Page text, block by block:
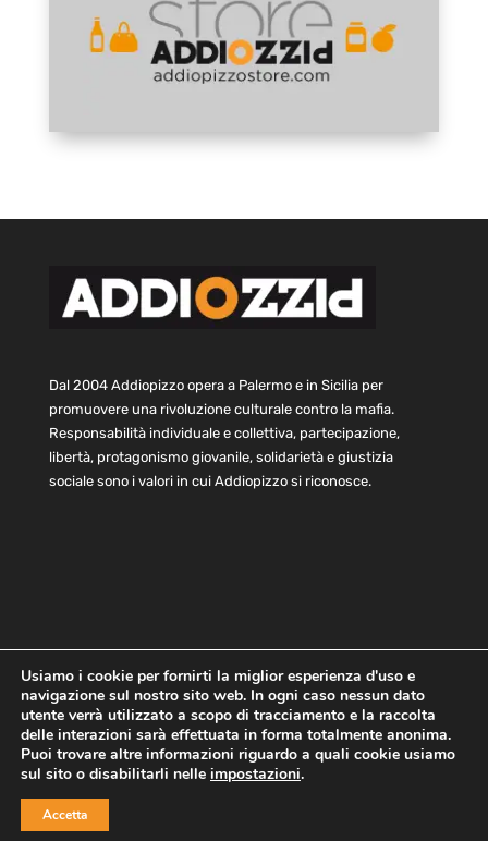
Dal 2004 Addiopizzo opera a Palermo e in Sicilia per
promuovere una rivoluzione culturale contro la mafia.
Responsabilità individuale e collettiva, partecipazione,
libertà, protagonismo giovanile, solidarietà e giustizia
sociale sono i valori in cui Addiopizzo si riconosce.
Home Statuto e bilancio
Contatti
Privacy
Cookie Child Protection Policy
Copyright © 2021 AddioPizzo | Tutti i diritti riservati | Sede
Usiamo i cookie per fornirti la miglior esperienza d'uso e
navigazione sul nostro sito web. In ogni caso nessun dato
utente verrà utilizzato a scopo di tracciamento e la raccolta
delle interazioni sarà effettuata in forma totalmente anonima.
Puoi trovare altre informazioni riguardo a quali cookie usiamo
sul sito o disabilitarli nelle impostazioni.
Accetta